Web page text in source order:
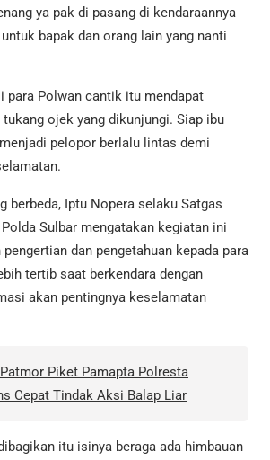
ya pak di pasang di kendaraannya
bapak dan orang lain yang nanti
para Polwan cantik itu mendapat
ojek yang dikunjungi. Siap ibu
pelopor berlalu lintas demi
berbeda, Iptu Nopera selaku Satgas
Sulbar mengatakan kegiatan ini
dan pengetahuan kepada para
tertib saat berkendara dengan
akan pentingnya keselamatan
Piket Pamapta Polresta
Cepat Tindak Aksi Balap Liar
itu isinya beraga ada himbauan